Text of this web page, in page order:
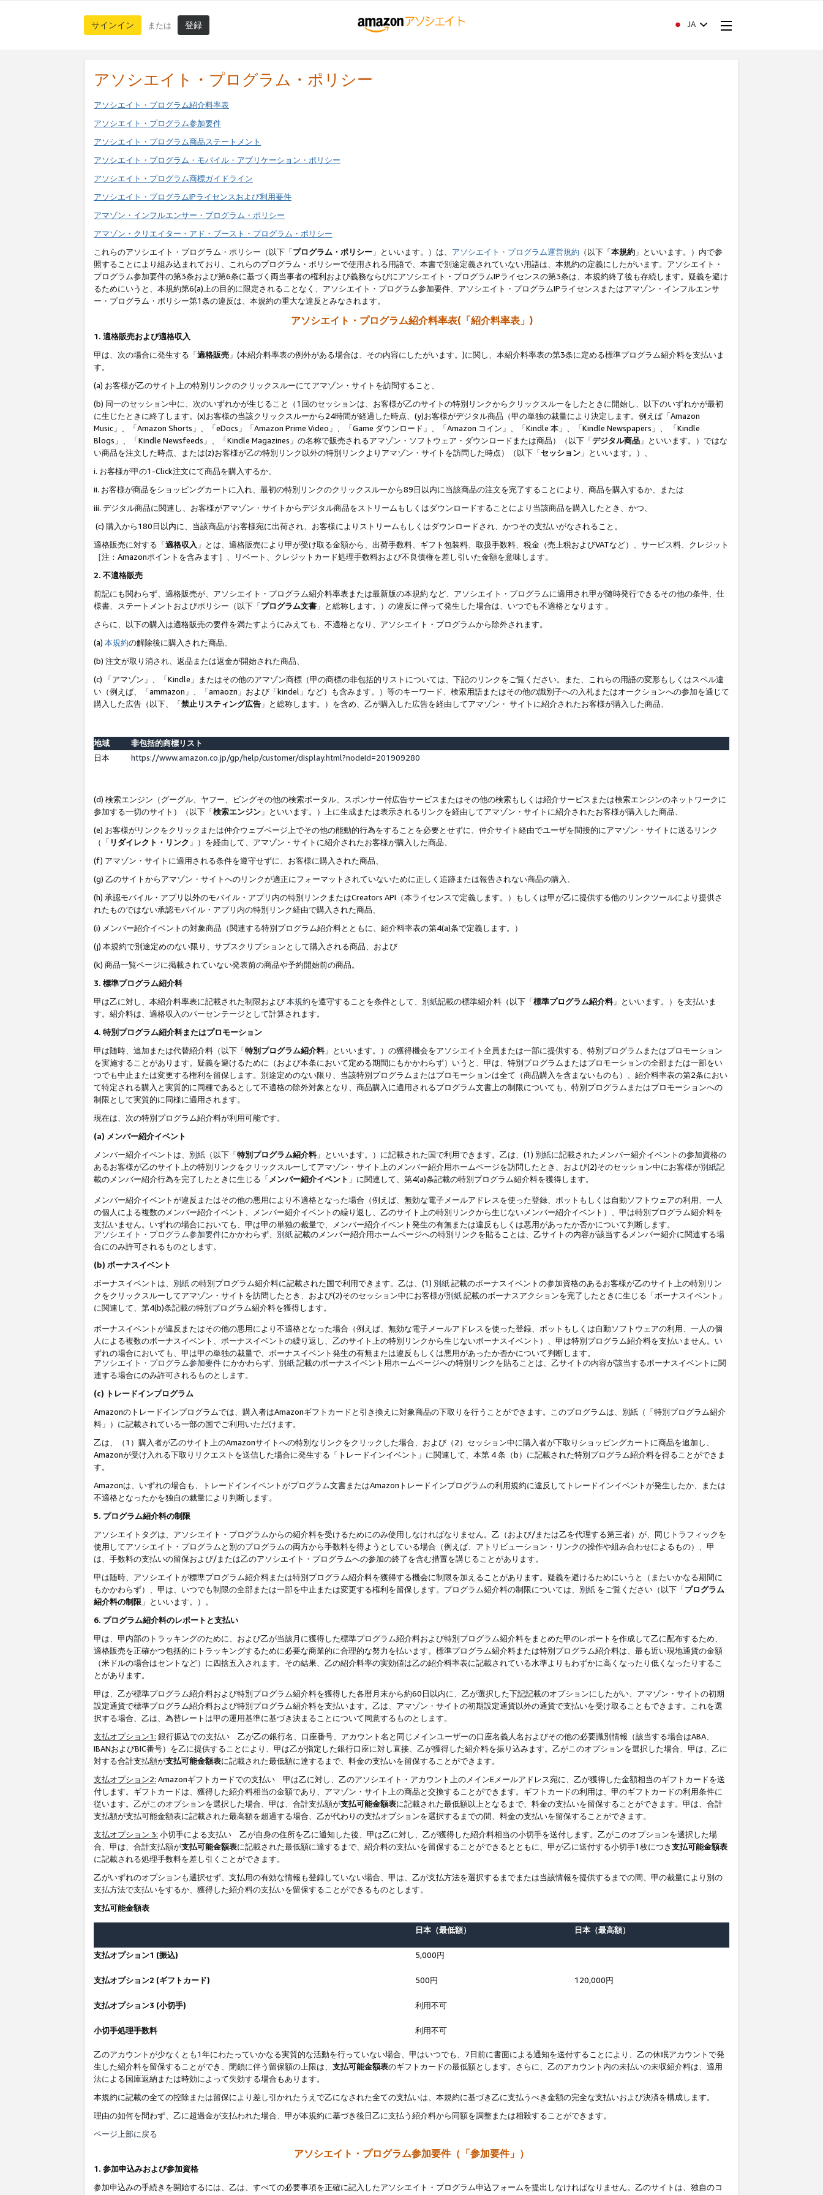
サインイン または 登録 JA
アソシエイト・プログラム・ポリシー
アソシエイト・プログラム紹介料率表
アソシエイト・プログラム参加要件
アソシエイト・プログラム商品ステートメント
アソシエイト・プログラム・モバイル・アプリケーション・ポリシー
アソシエイト・プログラム商標ガイドライン
アソシエイト・プログラムIPライセンスおよび利用要件
アマゾン・インフルエンサー・プログラム・ポリシー
アマゾン・クリエイター・アド・ブースト・プログラム・ポリシー
これらのアソシエイト・プログラム・ポリシー（以下「プログラム・ポリシー 」といいます。）は、 アソシエイト・プログラム運営規約 （以下「本規約 」といいます。）内で参
照することにより組み込まれており、これらのプログラム・ポリシーで使用される用語で、本書で別途定義されていない用語は、本規約の定義にしたがいます。アソシエイト・
プログラム参加要件の第3条および第6条に基づく両当事者の権利および義務ならびにアソシエイト・プログラムIPライセンスの第3条は、本規約終了後も存続します。疑義を避け
るためにいうと、本規約第6(a)上の目的に限定されることなく、アソシエイト・プログラム参加要件、アソシエイト・プログラムIPライセンスまたはアマゾン・インフルエンサ
ー・プログラム・ポリシー第1条の違反は、本規約の重大な違反とみなされます。
アソシエイト・プログラム紹介料率表(「紹介料率表」)
1. 適格販売および適格収入
甲は、次の場合に発生する「適格販売 」(本紹介料率表の例外がある場合は、その内容にしたがいます。)に関し、本紹介料率表の第3条に定める標準プログラム紹介料を支払いま
す。
(a) お客様が乙のサイト上の特別リンクのクリックスルーにてアマゾン・サイトを訪問すること、
(b) 同一のセッション中に、次のいずれかが生じること（1回のセッションは、お客様が乙のサイトの特別リンクからクリックスルーをしたときに開始し、以下のいずれかが最初
に生じたときに終了します。(x)お客様の当該クリックスルーから24時間が経過した時点、(y)お客様がデジタル商品（甲の単独の裁量により決定します。例えば「Amazon
Music」、「Amazon Shorts」、「eDocs」「Amazon Prime Video」、「Game ダウンロード」、「Amazon コイン」、「Kindle 本」、「Kindle Newspapers」、 「Kindle
Blogs」、「Kindle Newsfeeds」、「Kindle Magazines」の名称で販売されるアマゾン・ソフトウェア・ダウンロードまたは商品）（以下「デジタル商品 」といいます。）ではな
い商品を注文した時点、または(z)お客様が乙の特別リンク以外の特別リンクよりアマゾン・サイトを訪問した時点）（以下「セッション 」といいます。）、
i. お客様が甲の1-Click注文にて商品を購入するか、
ii. お客様が商品をショッピングカートに入れ、最初の特別リンクのクリックスルーから89日以内に当該商品の注文を完了することにより、商品を購入するか、または
iii. デジタル商品に関連し、お客様がアマゾン・サイトからデジタル商品をストリームもしくはダウンロードすることにより当該商品を購入したとき、かつ、
(c) 購入から180日以内に、当該商品がお客様宛に出荷され、お客様によりストリームもしくはダウンロードされ、かつその支払いがなされること。
適格販売に対する「適格収入 」とは、適格販売により甲が受け取る金額から、出荷手数料、ギフト包装料、取扱手数料、税金（売上税およびVATなど）、サービス料、クレジット
［注：Amazonポイントを含みます］、リベート、クレジットカード処理手数料および不良債権を差し引いた金額を意味します。
2. 不適格販売
前記にも関わらず、適格販売が、アソシエイト・プログラム紹介料率表または最新版の本規約 など、アソシエイト・プログラムに適用され甲が随時発行できるその他の条件、仕
様書、ステートメントおよびポリシー（以下「プログラム文書 」と総称します。）の違反に伴って発生した場合は、いつでも不適格となります 。
さらに、以下の購入は適格販売の要件を満たすようにみえても、不適格となり、アソシエイト・プログラムから除外されます。
(a) 本規約の解除後に購入された商品、
(b) 注文が取り消され、返品または返金が開始された商品、
(c) 「アマゾン」、「Kindle」またはその他のアマゾン商標（甲の商標の非包括的リストについては、下記のリンクをご覧ください。また、これらの用語の変形もしくはスペル違
い（例えば、「ammazon」、「amaozn」および「kindel」など）も含みます。）等のキーワード、検索用語またはその他の識別子への入札またはオークションへの参加を通じて
購入した広告（以下、「禁止リスティング広告 」と総称します。）を含め、乙が購入した広告を経由してアマゾン・ サイトに紹介されたお客様が購入した商品、
地域
非包括的商標リスト
日本
https://www.amazon.co.jp/gp/help/customer/display.html?nodeId=201909280
(d) 検索エンジン（グーグル、ヤフー、ビングその他の検索ポータル、スポンサー付広告サービスまたはその他の検索もしくは紹介サービスまたは検索エンジンのネットワークに
参加する一切のサイト）（以下「検索エンジン 」といいます。）上に生成または表示されるリンクを経由してアマゾン・サイトに紹介されたお客様が購入した商品、
(e) お客様がリンクをクリックまたは仲介ウェブページ上でその他の能動的行為をすることを必要とせずに、仲介サイト経由でユーザを間接的にアマゾン・サイトに送るリンク
（「 リダイレクト・リンク 」）を経由して、アマゾン・サイトに紹介されたお客様が購入した商品、
(f) アマゾン・サイトに適用される条件を遵守せずに、お客様に購入された商品、
(g) 乙のサイトからアマゾン・サイトへのリンクが適正にフォーマットされていないために正しく追跡または報告されない商品の購入、
(h) 承認モバイル・アプリ以外のモバイル・アプリ内の特別リンクまたはCreators API（本ライセンスで定義します。）もしくは甲が乙に提供する他のリンクツールにより提供さ
れたものではない承認モバイル・アプリ内の特別リンク経由で購入された商品、
(i) メンバー紹介イベントの対象商品（関連する特別プログラム紹介料とともに、紹介料率表の第4(a)条で定義します。）
(j) 本規約で別途定めのない限り、サブスクリプションとして購入される商品、および
(k) 商品一覧ページに掲載されていない発表前の商品や予約開始前の商品。
3. 標準プログラム紹介料
甲は乙に対し、本紹介料率表に記載された制限および本規約を遵守することを条件として、 別紙記載の標準紹介料（以下「標準プログラム紹介料」といいます。）を支払いま
す。紹介料は、適格収入のパーセンテージとして計算されます。
4. 特別プログラム紹介料またはプロモーション
甲は随時、追加または代替紹介料（以下「特別プログラム紹介料」といいます。）の獲得機会をアソシエイト全員または一部に提供する、特別プログラムまたはプロモーション
を実施することがあります。疑義を避けるために（および本条において定める期間にもかかわらず）いうと、甲は、特別プログラムまたはプロモーションの全部または一部をい
つでも中止または変更する権利を留保します。別途定めのない限り、当該特別プログラムまたはプロモーションは全て（商品購入を含まないものも）、紹介料率表の第2条におい
て特定される購入と実質的に同種であるとして不適格の除外対象となり、商品購入に適用されるプログラム文書上の制限についても、特別プログラムまたはプロモーションへの
制限として実質的に同様に適用されます。
現在は、次の特別プログラム紹介料が利用可能です。
(a) メンバー紹介イベント
メンバー紹介イベントは、 別紙 （以下「特別プログラム紹介料」といいます。）に記載された国で利用できます。乙は、(1) 別紙に記載されたメンバー紹介イベントの参加資格の
あるお客様が乙のサイト上の特別リンクをクリックスルーしてアマゾン・サイト上のメンバー紹介用ホームページを訪問したとき、および(2)そのセッション中にお客様が別紙記
載のメンバー紹介行為を完了したときに生じる「 メンバー紹介イベント 」に関連して、第4(a)条記載の特別プログラム紹介料を獲得します。
メンバー紹介イベントが違反またはその他の悪用により不適格となった場合（例えば、無効な電子メールアドレスを使った登録、ボットもしくは自動ソフトウェアの利用、一人
の個人による複数のメンバー紹介イベント、メンバー紹介イベントの繰り返し、乙のサイト上の特別リンクから生じないメンバー紹介イベント）、甲は特別プログラム紹介料を
支払いません。いずれの場合においても、甲は甲の単独の裁量で、メンバー紹介イベント発生の有無または違反もしくは悪用があったか否かについて判断します。
アソシエイト・プログラム参加要件にかかわらず、 別紙記載のメンバー紹介用ホームページへの特別リンクを貼ることは、乙サイトの内容が該当するメンバー紹介に関連する場
合にのみ許可されるものとします。
(b) ボーナスイベント
ボーナスイベントは、 別紙の特別プログラム紹介料に記載された国で利用できます。乙は、(1) 別紙記載のボーナスイベントの参加資格のあるお客様が乙のサイト上の特別リン
クをクリックスルーしてアマゾン・サイトを訪問したとき、および(2)そのセッション中にお客様が別紙記載のボーナスアクションを完了したときに生じる「ボーナスイベント」
に関連して、第4(b)条記載の特別プログラム紹介料を獲得します。
ボーナスイベントが違反またはその他の悪用により不適格となった場合（例えば、無効な電子メールアドレスを使った登録、ボットもしくは自動ソフトウェアの利用、一人の個
人による複数のボーナスイベント、ボーナスイベントの繰り返し、乙のサイト上の特別リンクから生じないボーナスイベント）、甲は特別プログラム紹介料を支払いません。い
ずれの場合においても、甲は甲の単独の裁量で、ボーナスイベント発生の有無または違反もしくは悪用があったか否かについて判断します。
アソシエイト・プログラム参加要件 にかかわらず、 別紙記載のボーナスイベント用ホームページへの特別リンクを貼ることは、乙サイトの内容が該当するボーナスイベントに関
連する場合にのみ許可されるものとします。
(c) トレードインプログラム
Amazonのトレードインプログラムでは、購入者はAmazonギフトカードと引き換えに対象商品の下取りを行うことができます。このプログラムは、別紙（「特別プログラム紹介
料」）に記載されている一部の国でご利用いただけます。
乙は、（1）購入者が乙のサイト上のAmazonサイトへの特別なリンクをクリックした場合、および（2）セッション中に購入者が下取りショッピングカートに商品を追加し、
Amazonが受け入れる下取りリクエストを送信した場合に発生する「トレードインイベント」に関連して、本第 4 条（b）に記載された特別プログラム紹介料を得ることができま
す。
Amazonは、いずれの場合も、トレードインイベントがプログラム文書またはAmazonトレードインプログラムの利用規約に違反してトレードインイベントが発生したか、または
不適格となったかを独自の裁量により判断します。
5. プログラム紹介料の制限
アソシエイトタグは、アソシエイト・プログラムからの紹介料を受けるためにのみ使用しなければなりません。乙（および/または乙を代理する第三者）が、同じトラフィックを
使用してアソシエイト・プログラムと別のプログラムの両方から手数料を得ようとしている場合（例えば、アトリビューション・リンクの操作や組み合わせによるもの）、甲
は、手数料の支払いの留保および/または乙のアソシエイト・プログラムへの参加の終了を含む措置を講じることがあります。
甲は随時、アソシエイトが標準プログラム紹介料または特別プログラム紹介料を獲得する機会に制限を加えることがあります。疑義を避けるためにいうと（またいかなる期間に
もかかわらず）、甲は、いつでも制限の全部または一部を中止または変更する権利を留保します。プログラム紹介料の制限については、 別紙 をご覧ください（以下「プログラム
紹介料の制限 」といいます。）。
6. プログラム紹介料のレポートと支払い
甲は、甲内部のトラッキングのために、および乙が当該月に獲得した標準プログラム紹介料および特別プログラム紹介料をまとめた甲のレポートを作成して乙に配布するため、
適格販売を正確かつ包括的にトラッキングするために必要な商業的に合理的な努力を払います。標準プログラム紹介料または特別プログラム紹介料は、最も近い現地通貨の金額
（米ドルの場合はセントなど）に四捨五入されます。その結果、乙の紹介料率の実効値は乙の紹介料率表に記載されている水準よりもわずかに高くなったり低くなったりするこ
とがあります。
甲は、乙が標準プログラム紹介料および特別プログラム紹介料を獲得した各暦月末から約60日以内に、乙が選択した下記記載のオプションにしたがい、アマゾン・サイトの初期
設定通貨で標準プログラム紹介料および特別プログラム紹介料を支払います。乙は、アマゾン・サイトの初期設定通貨以外の通貨で支払いを受け取ることもできます。これを選
択する場合、乙は、為替レートは甲の運用基準に基づき決まることについて同意するものとします。
支払オプション1: 銀行振込での支払い 乙が乙の銀行名、口座番号、アカウント名と同じメインユーザーの口座名義人名およびその他の必要識別情報（該当する場合はABA、
IBANおよびBIC番号）を乙に提供することにより、甲は乙が指定した銀行口座に対し直接、乙が獲得した紹介料を振り込みます。乙がこのオプションを選択した場合、甲は、乙に
対する合計支払額が支払可能金額表に記載された最低額に達するまで、料金の支払いを留保することができます。
支払オプション2: Amazonギフトカードでの支払い 甲は乙に対し、乙のアソシエイト・アカウント上のメインEメールアドレス宛に、乙が獲得した金額相当のギフトカードを送
付します。ギフトカードは、獲得した紹介料相当の金額であり、アマゾン・サイト上の商品と交換することができます。ギフトカードの利用は、甲のギフトカードの利用条件に
従います。乙がこのオプションを選択した場合、甲は、合計支払額が支払可能金額表に記載された最低額以上となるまで、料金の支払いを留保することができます。甲は、合計
支払額が支払可能金額表に記載された最高額を超過する場合、乙が代わりの支払オプションを選択するまでの間、料金の支払いを留保することができます。
支払オプション 3: 小切手による支払い 乙が自身の住所を乙に通知した後、甲は乙に対し、乙が獲得した紹介料相当の小切手を送付します。乙がこのオプションを選択した場
合、甲は、合計支払額が支払可能金額表に記載された最低額に達するまで、紹介料の支払いを留保することができるとともに、甲が乙に送付する小切手1枚につき支払可能金額表
に記載される処理手数料を差し引くことができます。
乙がいずれのオプションも選択せず、支払用の有効な情報も登録していない場合、甲は、乙が支払方法を選択するまでまたは当該情報を提供するまでの間、甲の裁量により別の
支払方法で支払いをするか、獲得した紹介料の支払いを留保することができるものとします。
支払可能金額表
日本（最低額） 日本（最高額）
支払オプション1 (振込) 5,000円
支払オプション2 (ギフトカード) 500円 120,000円
支払オプション3 (小切手) 利用不可
小切手処理手数料 利用不可
乙のアカウントが少なくとも1年にわたっていかなる実質的な活動を行っていない場合、甲はいつでも、7日前に書面による通知を送付することにより、乙の休眠アカウントで発
生した紹介料を留保することができ、閉鎖に伴う留保額の上限は、 支払可能金額表のギフトカードの最低額とします。さらに、乙のアカウント内の未払いの未収紹介料は、適用
法による国庫返納または時効によって失効する場合もあります。
本規約に記載の全ての控除または留保により差し引かれたうえで乙になされた全ての支払いは、本規約に基づき乙に支払うべき金額の完全な支払いおよび決済を構成します。
理由の如何を問わず、乙に超過金が支払われた場合、甲が本規約に基づき後日乙に支払う紹介料から同額を調整または相殺することができます。
ページ上部に戻る
アソシエイト・プログラム参加要件（「参加要件」）
1. 参加申込みおよび参加資格
参加申込みの手続きを開始するには、乙は、すべての必要事項を正確に記入したアソシエイト・プログラム申込フォームを提出しなければなりません。乙のサイトは、独自のコ